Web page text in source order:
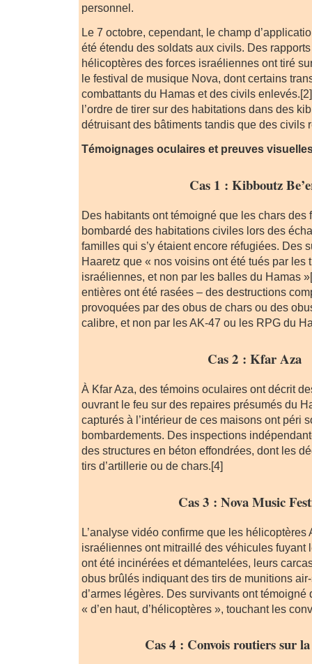
personnel.
Le 7 octobre, cependant, le champ
été étendu des soldats aux civils. Des
hélicoptères des forces israéliennes ont tiré
le festival de musique Nova, dont certains
combattants du Hamas et des civils
l’ordre de tirer sur des habitations dans des
détruisant des bâtiments tandis que des civils
Témoignages oculaires et preuves
Cas 1 : Kibboutz
Des habitants ont témoigné que les chars des
bombardé des habitations civiles lors des
familles qui s’y étaient encore réfugiées. Des
Haaretz que « nos voisins ont été tués par les
israéliennes, et non par les balles du Hamas
entières ont été rasées – des destructions
provoquées par des obus de chars ou des
calibre, et non par les AK-47 ou les RPG du
Cas 2 : Kfar Aza
À Kfar Aza, des témoins oculaires ont décrit
ouvrant le feu sur des repaires présumés du
capturés à l’intérieur de ces maisons ont péri
bombardements. Des inspections
des structures en béton effondrées, dont les
tirs d’artillerie ou de chars.[4]
Cas 3 : Nova Music
L’analyse vidéo confirme que les hélicoptères
israéliennes ont mitraillé des véhicules fuyant
ont été incinérées et démantelées, leurs
obus brûlés indiquant des tirs de munitions
d’armes légères. Des survivants ont
« d’en haut, d’hélicoptères », touchant les
Cas 4 : Convois routiers sur